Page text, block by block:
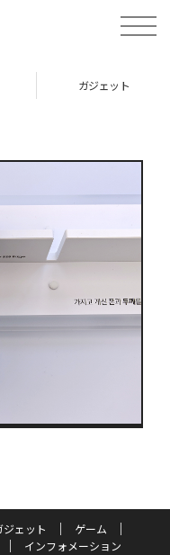
toggle
ガジェット
ジェット
ゲーム
インフォメーション